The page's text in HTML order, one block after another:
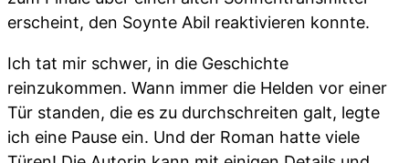
erscheint, den Soynte Abil reaktivieren konnte.
Ich tat mir schwer, in die Geschichte
reinzukommen. Wann immer die Helden vor einer
Tür standen, die es zu durchschreiten galt, legte
ich eine Pause ein. Und der Roman hatte viele